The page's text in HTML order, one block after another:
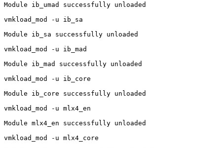
Module ib_umad successfully unloaded
vmkload_mod -u ib_sa
Module ib_sa successfully unloaded
vmkload_mod -u ib_mad
Module ib_mad successfully unloaded
vmkload_mod -u ib_core
Module ib_core successfully unloaded
vmkload_mod -u mlx4_en
Module mlx4_en successfully unloaded
vmkload_mod -u mlx4_core